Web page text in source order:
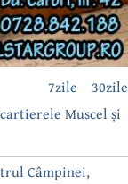
30zile
7zile
Muscel și
Câmpinei,